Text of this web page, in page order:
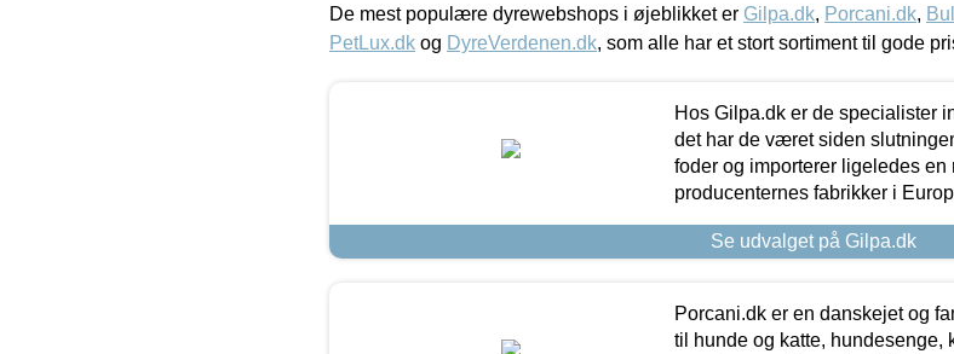
De mest populære dyrewebshops i øjeblikket er Gilpa.dk, Porcani.dk,
PetLux.dk og DyreVerdenen.dk, som alle har et stort sortiment til gode
Hos Gilpa.dk er de specialister
det har de været siden
foder og importerer ligeledes
producenternes fabrikker i
Se udvalget på Gilpa.dk
Porcani.dk er en danskejet og
til hunde og katte,